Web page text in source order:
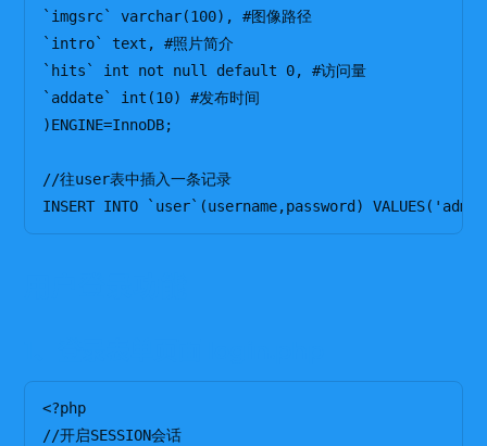
`imgsrc` varchar(100), #图像路径
`intro` text, #照片简介
`hits` int not null default 0, #访问量
`addate` int(10) #发布时间
)ENGINE=InnoDB;
//往user表中插入一条记录
<?php
//开启SESSION会话